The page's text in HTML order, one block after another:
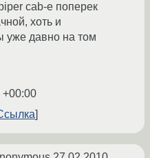
cab-е поперек
хоть и
уже давно на том
+00:00